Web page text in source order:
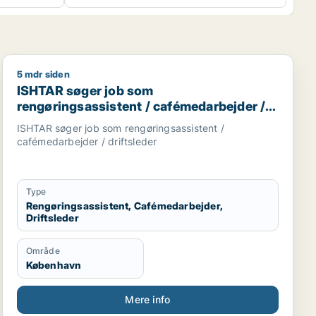
/ lagermedarbejder / mekaniker
ISHTAR søger job som rengøringsassistent /
5 mdr siden
ISHTAR søger job som
rengøringsassistent / cafémedarbejder /
driftsleder
ISHTAR søger job som rengøringsassistent /
cafémedarbejder / driftsleder
Type
Rengøringsassistent, Cafémedarbejder,
Driftsleder
Område
København
Mere info